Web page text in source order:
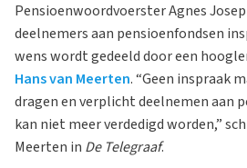
Pensioenwoordvoerster Agnes
deelnemers aan pensioenfondsen
wens wordt gedeeld door een
Hans van Meerten. “Geen inspraak
dragen en verplicht deelnemen aan
kan niet meer verdedigd worden,”
Meerten in De Telegraaf.